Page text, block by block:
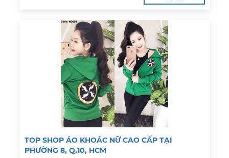
TOP SHOP ÁO KHOÁC NỮ CAO CẤP TẠI
PHƯỜNG 8, Q.10, HCM